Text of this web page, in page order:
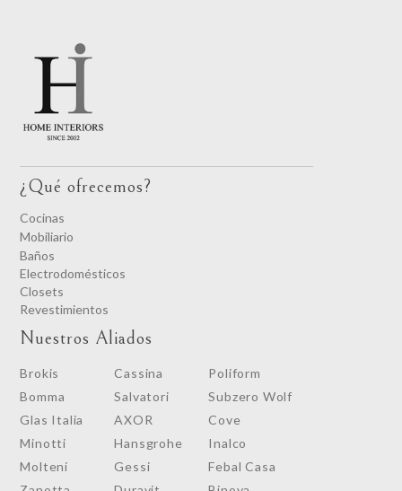
¿Qué ofrecemos?
Cocinas
Mobiliario
Baños
Electrodomésticos
Closets
Revestimientos
Nuestros Aliados
Brokis
Bomma
Glas Italia
Minotti
Molteni
Cassina
Salvatori
AXOR
Hansgrohe
Gessi
Poliform
Subzero Wolf
Cove
Inalco
Febal Casa